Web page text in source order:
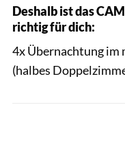
Deshalb ist das
richtig für dich:
4x Übernachtung
(halbes